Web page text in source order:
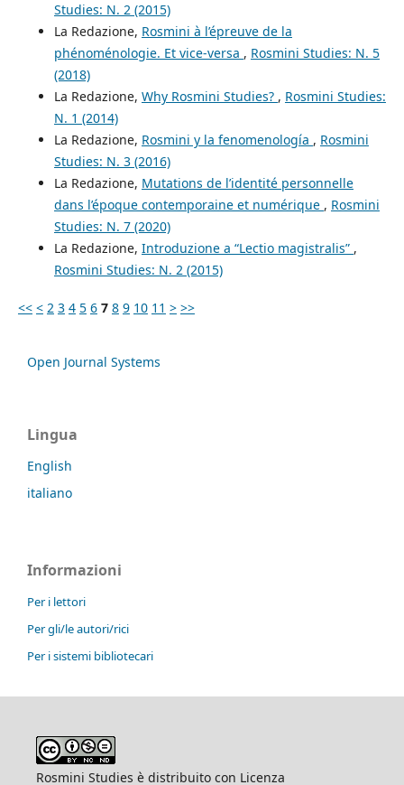
Studies: N. 2 (2015)
La Redazione, Rosmini à l’épreuve de la
phénoménologie. Et vice-versa , Rosmini Studies: N. 5
(2018)
La Redazione, Why Rosmini Studies? , Rosmini Studies:
N. 1 (2014)
La Redazione, Rosmini y la fenomenología , Rosmini
Studies: N. 3 (2016)
La Redazione, Mutations de l’identité personnelle
dans l’époque contemporaine et numérique , Rosmini
Studies: N. 7 (2020)
La Redazione, Introduzione a “Lectio magistralis” ,
Rosmini Studies: N. 2 (2015)
<< < 2 3 4 5 6 7 8 9 10 11 > >>
Open Journal Systems
Lingua
English
italiano
Informazioni
Per i lettori
Per gli/le autori/rici
Per i sistemi bibliotecari
Rosmini Studies è distribuito con Licenza